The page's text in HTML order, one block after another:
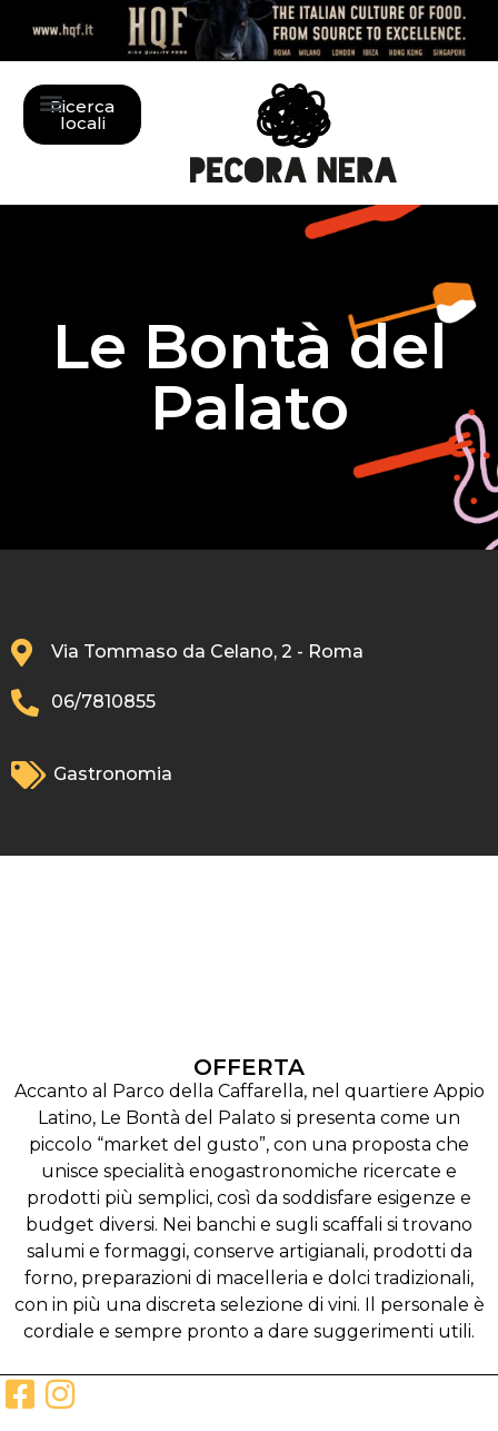
Ricerca
locali
Le Bontà del
Palato
Via Tommaso da Celano, 2 - Roma
06/7810855
Gastronomia
OFFERTA
Accanto al Parco della Caffarella, nel quartiere Appio
Latino, Le Bontà del Palato si presenta come un
piccolo “market del gusto”, con una proposta che
unisce specialità enogastronomiche ricercate e
prodotti più semplici, così da soddisfare esigenze e
budget diversi. Nei banchi e sugli scaffali si trovano
salumi e formaggi, conserve artigianali, prodotti da
forno, preparazioni di macelleria e dolci tradizionali,
con in più una discreta selezione di vini. Il personale è
cordiale e sempre pronto a dare suggerimenti utili.